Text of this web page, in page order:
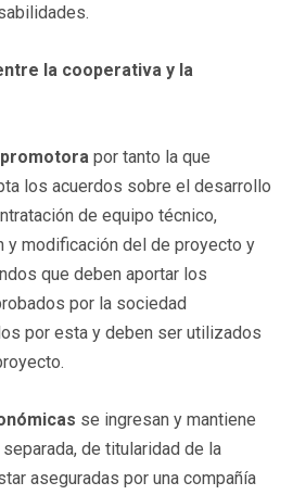
la cooperativa y la
por tanto la que
los acuerdos sobre el desarrollo
de equipo técnico,
y modificación del de proyecto y
que deben aportar los
por la sociedad
por esta y deben ser utilizados
se ingresan y mantiene
de titularidad de la
aseguradas por una compañía